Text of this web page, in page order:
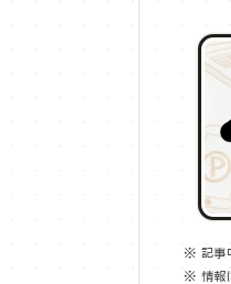
※ 記事
※ 情報